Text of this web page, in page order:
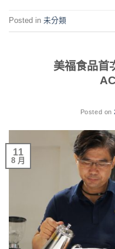
Posted in 未分類
美福食品首
Posted on
11
8 月